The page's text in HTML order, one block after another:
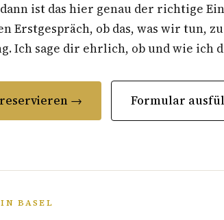
ist das hier genau der richtige
Erstgespräch, ob das, was wir tun,
Ich sage dir ehrlich, ob und wie ich
→ Formular
BASEL